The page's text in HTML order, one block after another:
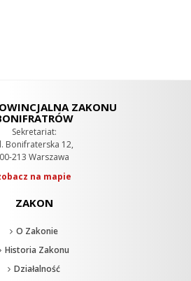
ZAKONU
Sekretariat:
Bonifraterska 12,
00-213 Warszawa
na mapie
ZAKON
O Zakonie
Historia Zakonu
Działalność